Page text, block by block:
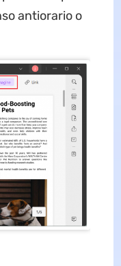
antiorario o